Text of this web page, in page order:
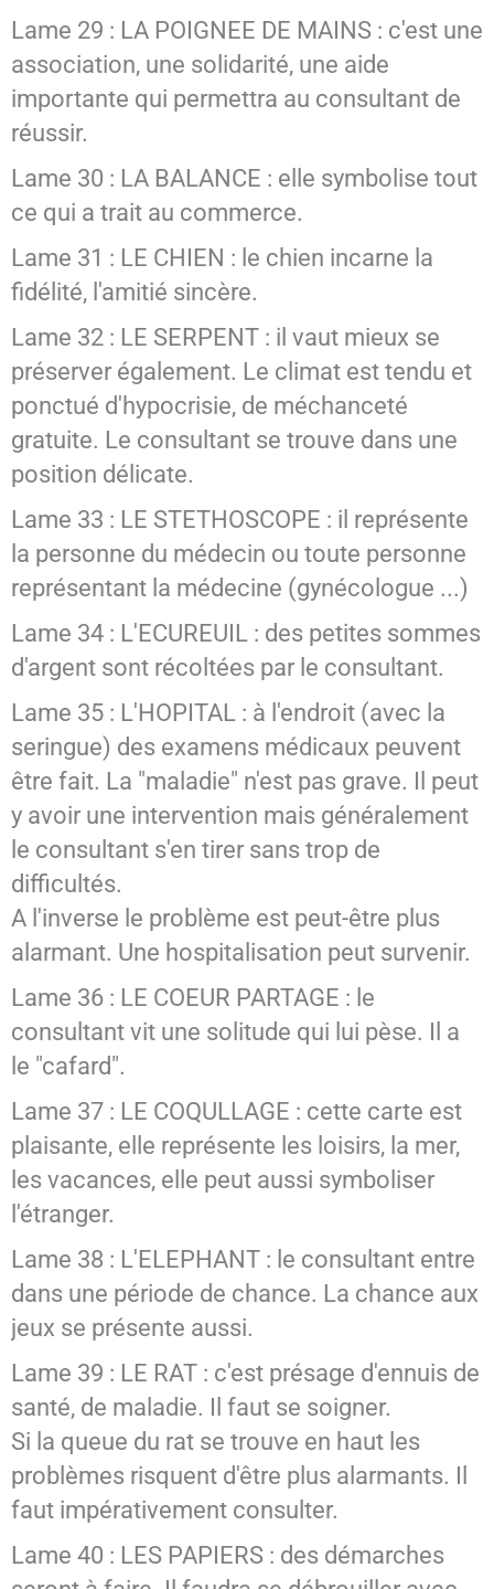
Lame 29 : LA POIGNEE DE MAINS : c'est une
association, une solidarité, une aide
importante qui permettra au consultant de
réussir.
Lame 30 : LA BALANCE : elle symbolise tout
ce qui a trait au commerce.
Lame 31 : LE CHIEN : le chien incarne la
fidélité, l'amitié sincère.
Lame 32 : LE SERPENT : il vaut mieux se
préserver également. Le climat est tendu et
ponctué d'hypocrisie, de méchanceté
gratuite. Le consultant se trouve dans une
position délicate.
Lame 33 : LE STETHOSCOPE : il représente
la personne du médecin ou toute personne
représentant la médecine (gynécologue ...)
Lame 34 : L'ECUREUIL : des petites sommes
d'argent sont récoltées par le consultant.
Lame 35 : L'HOPITAL : à l'endroit (avec la
seringue) des examens médicaux peuvent
être fait. La "maladie" n'est pas grave. Il peut
y avoir une intervention mais généralement
le consultant s'en tirer sans trop de
difficultés.
A l'inverse le problème est peut-être plus
alarmant. Une hospitalisation peut survenir.
Lame 36 : LE COEUR PARTAGE : le
consultant vit une solitude qui lui pèse. Il a
le "cafard".
Lame 37 : LE COQULLAGE : cette carte est
plaisante, elle représente les loisirs, la mer,
les vacances, elle peut aussi symboliser
l'étranger.
Lame 38 : L'ELEPHANT : le consultant entre
dans une période de chance. La chance aux
jeux se présente aussi.
Lame 39 : LE RAT : c'est présage d'ennuis de
santé, de maladie. Il faut se soigner.
Si la queue du rat se trouve en haut les
problèmes risquent d'être plus alarmants. Il
faut impérativement consulter.
Lame 40 : LES PAPIERS : des démarches